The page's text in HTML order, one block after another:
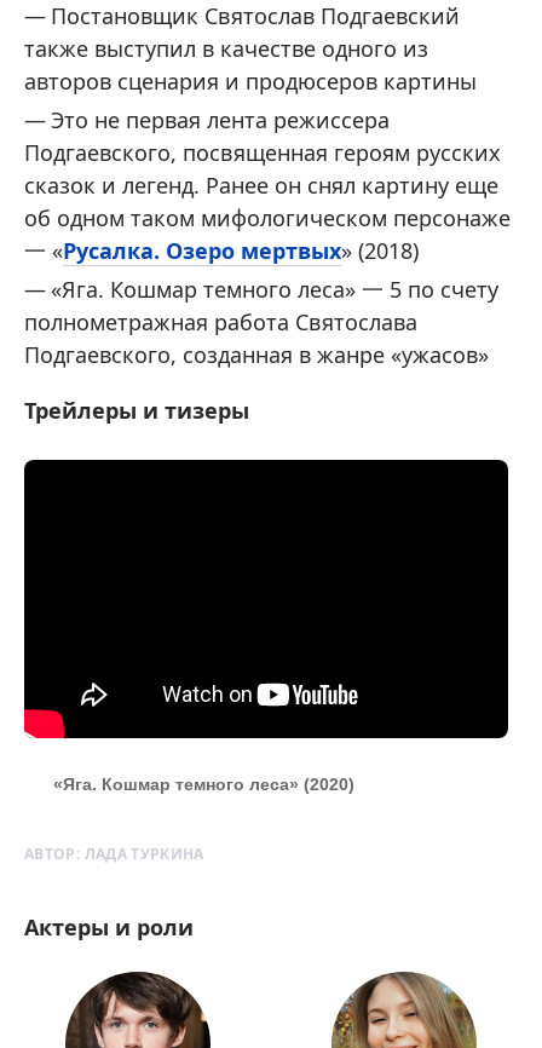
Постановщик Святослав Подгаевский
также выступил в качестве одного из
авторов сценария и продюсеров картины
Это не первая лента режиссера
Подгаевского, посвященная героям русских
сказок и легенд. Ранее он снял картину еще
об одном таком мифологическом персонаже
一 «Русалка. Озеро мертвых» (2018)
«Яга. Кошмар темного леса» 一 5 по счету
полнометражная работа Святослава
Подгаевского, созданная в жанре «ужасов»
Трейлеры и тизеры
«Яга. Кошмар темного леса» (2020)
АВТОР: ЛАДА ТУРКИНА
Актеры и роли